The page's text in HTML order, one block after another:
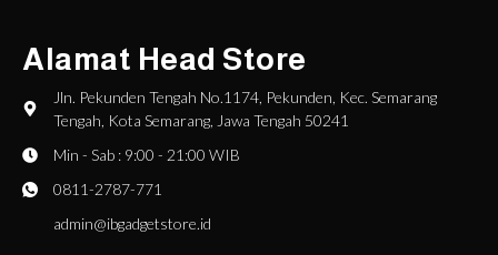
Alamat Head Store
Jln. Pekunden Tengah No.1174, Pekunden, Kec. Semarang
Tengah, Kota Semarang, Jawa Tengah 50241
Min - Sab : 9:00 - 21:00 WIB
0811-2787-771
admin@ibgadgetstore.id